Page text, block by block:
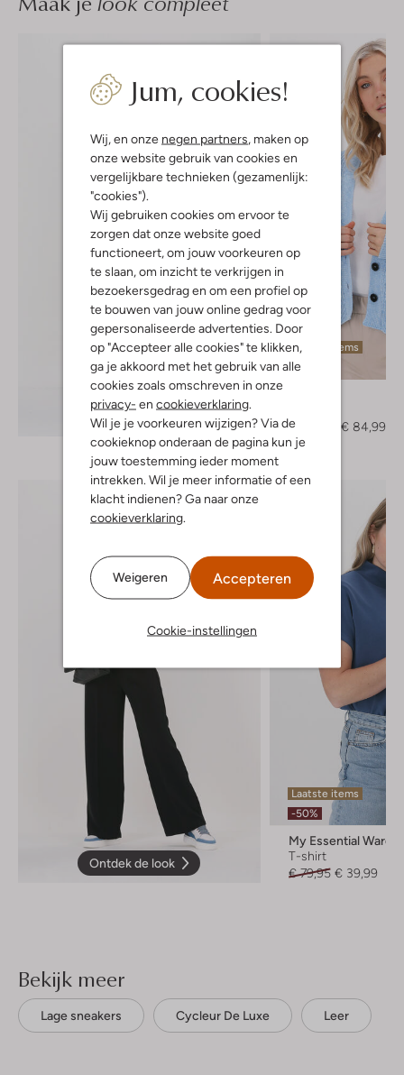
Jum, cookies!
Wij, en onze negen partners , maken op
onze website gebruik van cookies en
vergelijkbare technieken (gezamenlijk:
"cookies").
Wij gebruiken cookies om ervoor te
zorgen dat onze website goed
functioneert, om jouw voorkeuren op
te slaan, om inzicht te verkrijgen in
bezoekersgedrag en om een profiel op
te bouwen van jouw online gedrag voor
gepersonaliseerde advertenties. Door
op "Accepteer alle cookies" te klikken,
ga je akkoord met het gebruik van alle
cookies zoals omschreven in onze
privacy- en cookieverklaring
Wil je je voorkeuren wijzigen? Via de
cookieknop onderaan de pagina kun je
jouw toestemming ieder moment
intrekken. Wil je meer informatie of een
klacht indienen? Ga naar onze
cookieverklaring
Weigeren Accepteren
Cookie-instellingen
Ontdek de look
Laatste items
-50%
€ 169,95
€ 84,99
Ontdek de look
Laatste items
-50%
My Essential
T-shirt
€ 79,95 € 39,99
Bekijk meer
Lage sneakers Cycleur De Luxe Leer